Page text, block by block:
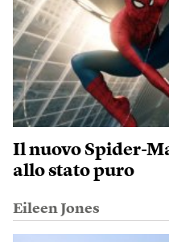
Il nuovo Spider-
allo stato puro
Eileen Jones